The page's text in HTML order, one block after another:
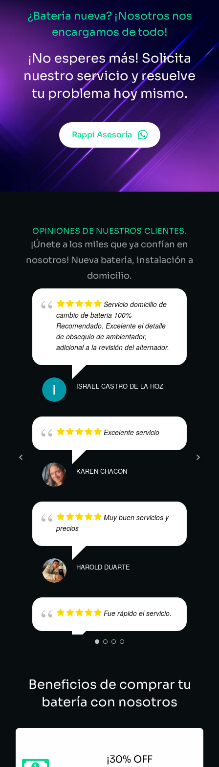
¿Batería nueva? ¡Nosotros nos
encargamos de todo!
¡No esperes más! Solicita
nuestro servicio y resuelve
tu problema hoy mismo.
Rappi Asesoría
OPINIONES DE NUESTROS CLIENTES.
¡Únete a los miles que ya confían en
nosotros! Nueva batería, instalación a
domicilio.
Servicio domicilio de
cambio de bateria 100%
Recomendado. Excelente el detalle
de obsequio de ambientador,
adicional a la revisión del alternador.
ISRAEL CASTRO DE LA HOZ
Excelente servicio
KAREN CHACON
Muy buen servicios y
precios
HAROLD DUARTE
Fue rápido el servicio.
Beneficios de comprar tu
batería con nosotros
¡30% OFF